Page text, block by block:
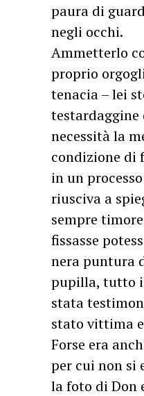
paura di
negli occhi.
Ammetterlo
proprio
tenacia – lei
testardaggine
necessità la
condizione di
in un
riusciva a
sempre
fissasse
nera puntura
pupilla, tutto
stata
stato vittima
Forse era
per cui non si
la foto di Don